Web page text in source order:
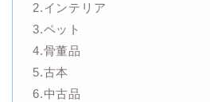
2.インテリア
3.ペット
4.骨董品
5.古本
6.中古品